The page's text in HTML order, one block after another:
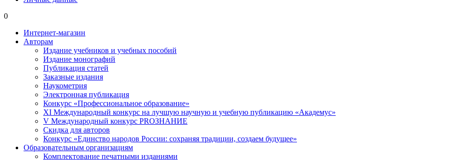
0
Интернет-магазин
Авторам
Издание учебников и учебных пособий
Издание монографий
Публикация статей
Заказные издания
Наукометрия
Электронная публикация
Конкурс «Профессиональное образование»
XI Международный конкурс на лучшую научную и учебную публикацию «Академус»
V Международный конкурс PROЗНАНИЕ
Скидка для авторов
Конкурс «Единство народов России: сохраняя традиции, создаем будущее»
Образовательным организациям
Комплектование печатными изданиями